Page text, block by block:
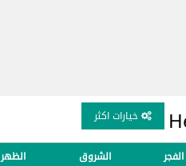
خيارات اكثر
الفجر الشروق الظهر